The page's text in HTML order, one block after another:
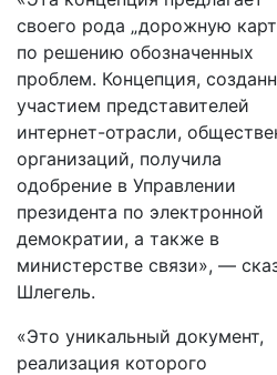
своего рода „дорожную
по решению обозначенных
проблем. Концепция,
участием представителей
интернет-отрасли,
организаций, получила
одобрение в Управлении
президента по электронной
демократии, а также в
министерстве связи», —
Шлегель.
«Это уникальный документ,
реализация которого